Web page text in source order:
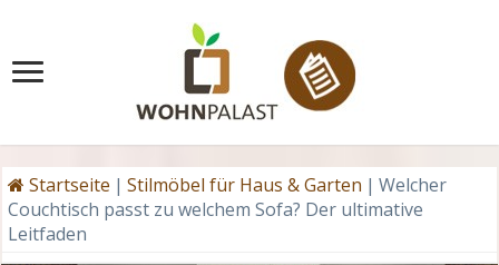
Startseite | Stilmöbel für Haus & Garten | Welcher
Couchtisch passt zu welchem Sofa? Der ultimative
Leitfaden